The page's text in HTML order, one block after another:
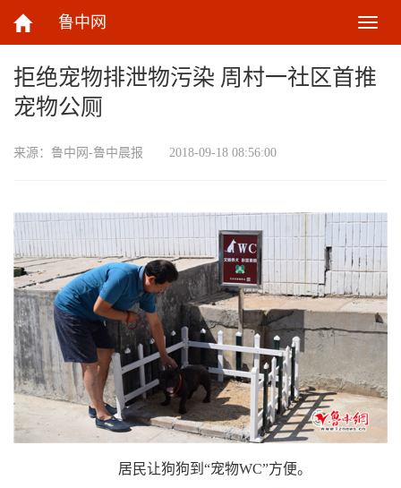
鲁中网
切
换
航
拒绝宠物排泄物污染 周村一社区首推
宠物公厕
来源： 鲁中网-鲁中晨报 2018-09-18 08:56:00
居民让狗狗到“宠物WC”方便。